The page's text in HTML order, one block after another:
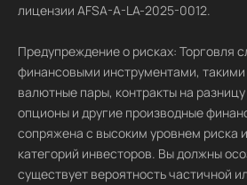
лицензии AFSA-A-LA-2025-0012.
Предупреждение о рисках: Торговля
финансовыми инструментами,
валютные пары, контракты на
опционы и другие производные
сопряжена с высоким уровнем риска
категорий инвесторов. Вы должны
существует вероятность частичной